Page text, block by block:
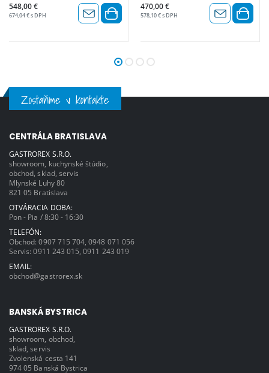
548,00 €
674,04 € s DPH
470,00 €
578,10 € s DPH
Zostaňme v kontakte
CENTRÁLA BRATISLAVA
GASTROREX S.R.O.
showroom, kuchynské štúdio,
obchod, sklad, servis
Mlynské Luhy 80
821 05 Bratislava
OTVÁRACIA DOBA:
Pon - Pia / 8:30 - 16:30
TELEFÓN:
Obchod:0907 715 704 ,0948 071 056
Servis:0911 243 015 ,0911 243 019
EMAIL:
obchod@gastrorex.sk
BANSKÁ BYSTRICA
GASTROREX S.R.O.
showroom, obchod,
sklad, servis
Zvolenská cesta 141
974 05 Banská Bystrica